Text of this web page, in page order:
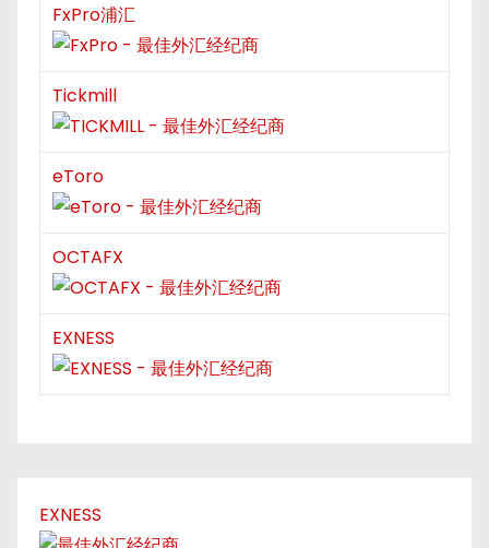
FxPro浦汇
Tickmill
eToro
OCTAFX
EXNESS
EXNESS